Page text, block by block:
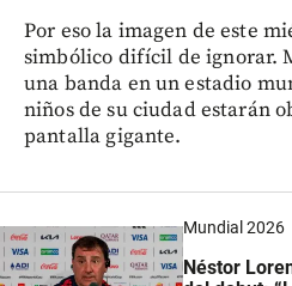
Por eso la imagen de este
simbólico difícil de ignorar.
una banda en un estadio
niños de su ciudad estarán
pantalla gigante.
Mundial 2026
Néstor